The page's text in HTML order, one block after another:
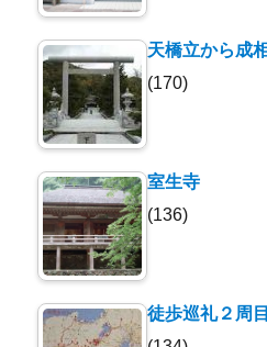
天橋立から成
(170)
室生寺
(136)
徒歩巡礼２周